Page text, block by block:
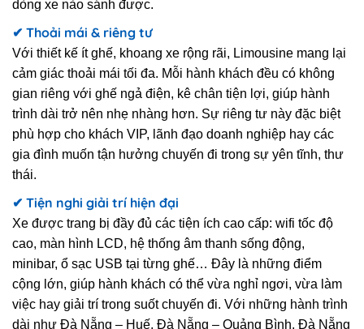
dòng xe nào sánh được.
✔ Thoải mái & riêng tư
Với thiết kế ít ghế, khoang xe rộng rãi, Limousine mang lại
cảm giác thoải mái tối đa. Mỗi hành khách đều có không
gian riêng với ghế ngả điện, kê chân tiện lợi, giúp hành
trình dài trở nên nhẹ nhàng hơn. Sự riêng tư này đặc biệt
phù hợp cho khách VIP, lãnh đạo doanh nghiệp hay các
gia đình muốn tận hưởng chuyến đi trong sự yên tĩnh, thư
thái.
✔ Tiện nghi giải trí hiện đại
Xe được trang bị đầy đủ các tiện ích cao cấp: wifi tốc độ
cao, màn hình LCD, hệ thống âm thanh sống động,
minibar, ổ sạc USB tại từng ghế… Đây là những điểm
cộng lớn, giúp hành khách có thể vừa nghỉ ngơi, vừa làm
việc hay giải trí trong suốt chuyến đi. Với những hành trình
dài như Đà Nẵng – Huế, Đà Nẵng – Quảng Bình, Đà Nẵng